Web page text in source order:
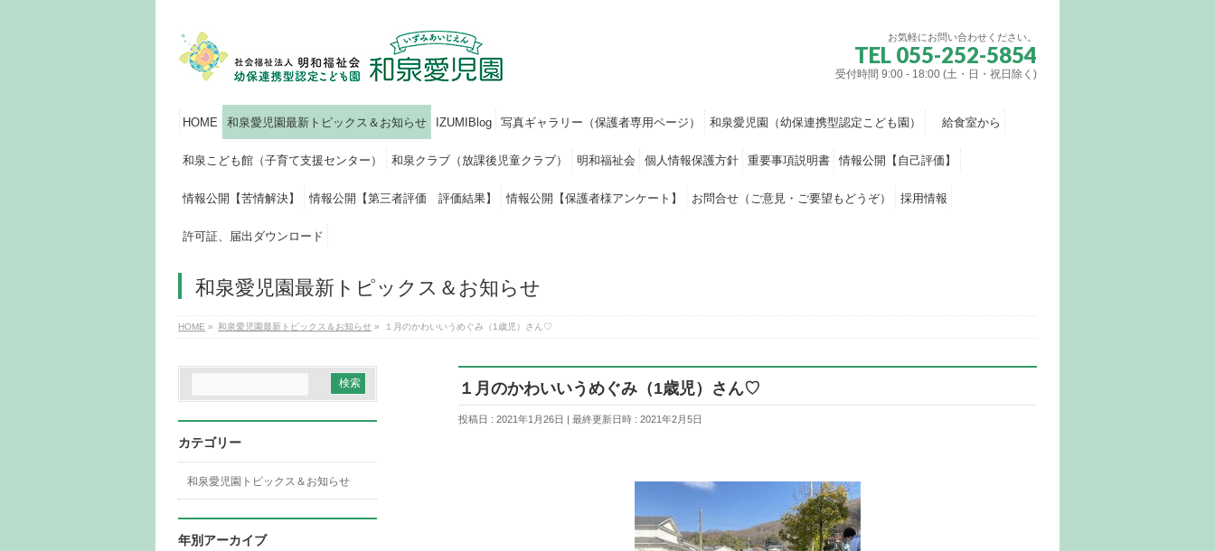
お気軽にお問い合わせください。
TEL 055-252-5854
受付時間 9:00 - 18:00 (土・日・祝日除く)
HOME 和泉愛児園最新トピックス＆お知らせ IZUMIBlog 写真ギャラリー（保護者専用ページ） 和泉愛児園（幼保連携型認定こども園） 給食室から
和泉こども館（子育て支援センター） 和泉クラブ（放課後児童クラブ） 明和福祉会 個人情報保護方針 重要事項説明書 情報公開【自己評価】
情報公開【苦情解決】 情報公開【第三者評価 評価結果】 情報公開【保護者様アンケート】 お問合せ（ご意見・ご要望もどうぞ） 採用情報
許可証、届出ダウンロード
和泉愛児園最新トピックス＆お知らせ
HOME » 和泉愛児園最新トピックス＆お知らせ » １月のかわいいうめぐみ（1歳児）さん♡
１月のかわいいうめぐみ（1歳児）さん♡
投稿日 : 2021年1月26日 最終更新日時 : 2021年2月5日
カテゴリー
和泉愛児園トピックス＆お知らせ
年別アーカイブ